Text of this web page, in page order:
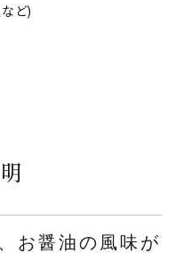
ど)
お醤油の風味が